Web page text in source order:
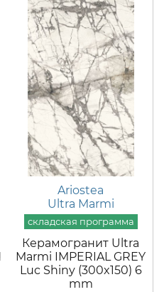
Ariostea
Ultra Marmi
Керамогранит Ultra
Marmi IMPERIAL GREY
Luc Shiny (300x150) 6
mm